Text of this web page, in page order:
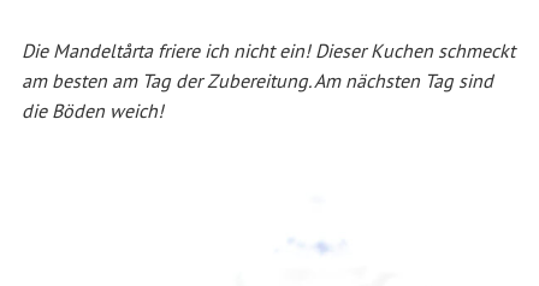
Die Mandeltårta friere ich nicht ein! Dieser Kuchen schmeckt
am besten am Tag der Zubereitung. Am nächsten Tag sind
die Böden weich!